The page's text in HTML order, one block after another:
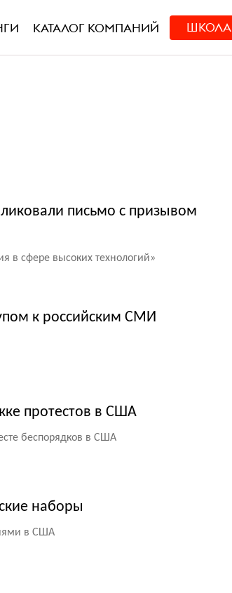
КАТАЛОГ КОМПАНИЙ ШКОЛА
письмо с призывом
в сфере высоких технологий»
к российским СМИ
протестов в США
беспорядков в США
наборы
в США